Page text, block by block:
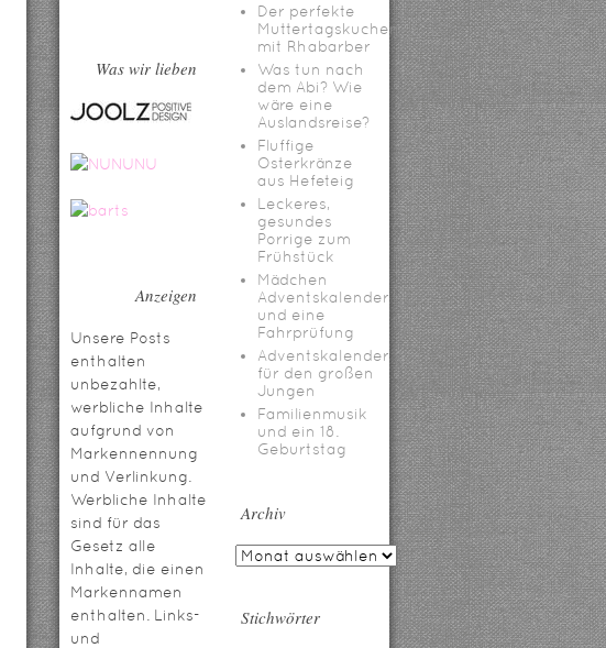
Was wir lieben
Anzeigen
Unsere Posts
enthalten
unbezahlte,
werbliche Inhalte
aufgrund von
Markennennung
und Verlinkung.
Werbliche Inhalte
sind für das
Gesetz alle
Inhalte, die einen
Markennamen
enthalten. Links-
und
Der perfekte
Muttertagskuchen
mit Rhabarber
Was tun nach
dem Abi? Wie
wäre eine
Auslandsreise?
Fluffige
Osterkränze
aus Hefeteig
Leckeres,
gesundes
Porrige zum
Frühstück
Mädchen
Adventskalender
und eine
Fahrprüfung
Adventskalender
für den großen
Jungen
Familienmusik
und ein 18.
Geburtstag
Archiv
Stichwörter